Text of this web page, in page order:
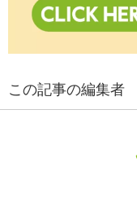
この記事の編集者